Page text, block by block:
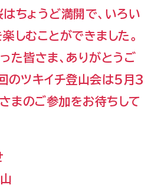
ちょうど満開で、いろい
しむことができました。
た皆さま、ありがとうご
のツキイチ登山会は5月3
まのご参加をお待ちして